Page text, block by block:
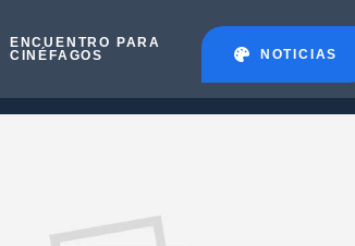
ENCUENTRO PARA
CINÉFAGOS
NOTICIAS